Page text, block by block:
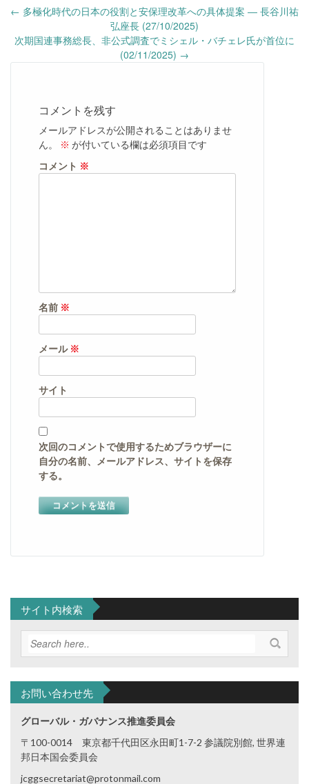
Post
← 多極化時代の日本の役割と安保理改革への具体提案 ― 長谷川祐
弘座長 (27/10/2025)
次期国連事務総長、非公式調査でミシェル・バチェレ氏が首位に
(02/11/2025) →
コメントを残す
メールアドレスが公開されることはありませ
ん。
※ が付いている欄は必須項目です
コメント ※
名前 ※
メール ※
サイト
次回のコメントで使用するためブラウザーに
自分の名前、メールアドレス、サイトを保存
する。
サイト内検索
お問い合わせ先
グローバル・ガバナンス推進委員会
〒100-0014 東京都千代田区永田町1-7-2 参議院別館, 世界連
邦日本国会委員会
jcggsecretariat@protonmail.com